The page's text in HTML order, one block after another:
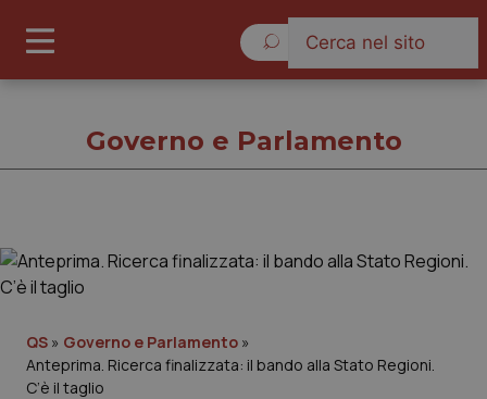
Governo e Parlamento
Governo e Parlamento
QS » Governo e Parlamento »
Anteprima. Ricerca finalizzata: il bando alla Stato Regioni.
C’è il taglio